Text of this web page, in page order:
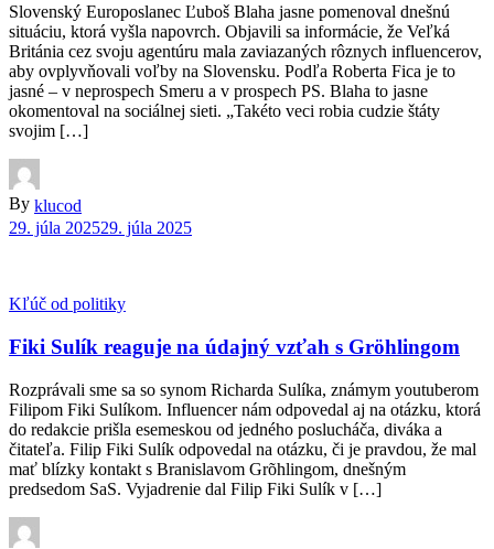
Slovenský Europoslanec Ľuboš Blaha jasne pomenoval dnešnú
situáciu, ktorá vyšla napovrch. Objavili sa informácie, že Veľká
Británia cez svoju agentúru mala zaviazaných rôznych influencerov,
aby ovplyvňovali voľby na Slovensku. Podľa Roberta Fica je to
jasné – v neprospech Smeru a v prospech PS. Blaha to jasne
okomentoval na sociálnej sieti. „Takéto veci robia cudzie štáty
svojim […]
By klucod
29. júla 202529. júla 2025
Kľúč od politiky
Fiki Sulík reaguje na údajný vzťah s Gröhlingom
Rozprávali sme sa so synom Richarda Sulíka, známym youtuberom
Filipom Fiki Sulíkom. Influencer nám odpovedal aj na otázku, ktorá
do redakcie prišla esemeskou od jedného poslucháča, diváka a
čitateľa. Filip Fiki Sulík odpovedal na otázku, či je pravdou, že mal
mať blízky kontakt s Branislavom Grõhlingom, dnešným
predsedom SaS. Vyjadrenie dal Filip Fiki Sulík v […]